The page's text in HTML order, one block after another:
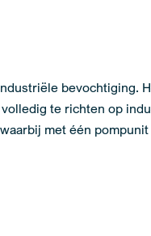
bevochtiging.
te richten op
met één